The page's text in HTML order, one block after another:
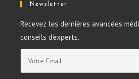
Newsletter
Recevez les dernières avancées
conseils d'experts.